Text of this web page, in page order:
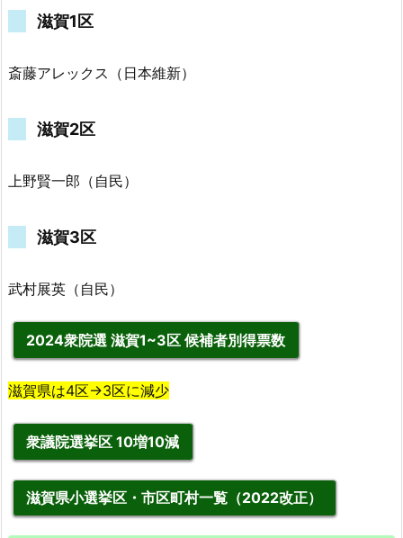
滋賀1区
斎藤アレックス（日本維新）
滋賀2区
上野賢一郎（自民）
滋賀3区
武村展英（自民）
2024衆院選 滋賀1~3区 候補者別得票数
滋賀県は4区→3区に減少
衆議院選挙区 10増10減
滋賀県小選挙区・市区町村一覧（2022改正）